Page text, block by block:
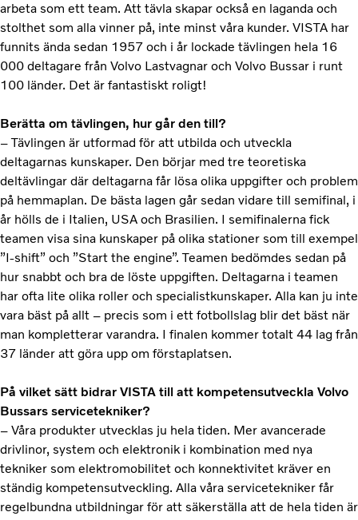
arbeta som ett team. Att tävla skapar också en laganda och
stolthet som alla vinner på, inte minst våra kunder. VISTA har
funnits ända sedan 1957 och i år lockade tävlingen hela 16
000 deltagare från Volvo Lastvagnar och Volvo Bussar i runt
100 länder. Det är fantastiskt roligt!
Berätta om tävlingen, hur går den till?
– Tävlingen är utformad för att utbilda och utveckla
deltagarnas kunskaper. Den börjar med tre teoretiska
deltävlingar där deltagarna får lösa olika uppgifter och problem
på hemmaplan. De bästa lagen går sedan vidare till semifinal, i
år hölls de i Italien, USA och Brasilien. I semifinalerna fick
teamen visa sina kunskaper på olika stationer som till exempel
”I-shift” och ”Start the engine”. Teamen bedömdes sedan på
hur snabbt och bra de löste uppgiften. Deltagarna i teamen
har ofta lite olika roller och specialistkunskaper. Alla kan ju inte
vara bäst på allt – precis som i ett fotbollslag blir det bäst när
man kompletterar varandra. I finalen kommer totalt 44 lag från
37 länder att göra upp om förstaplatsen.
På vilket sätt bidrar VISTA till att kompetensutveckla Volvo
Bussars servicetekniker?
– Våra produkter utvecklas ju hela tiden. Mer avancerade
drivlinor, system och elektronik i kombination med nya
tekniker som elektromobilitet och konnektivitet kräver en
ständig kompetensutveckling. Alla våra servicetekniker får
regelbundna utbildningar för att säkerställa att de hela tiden är